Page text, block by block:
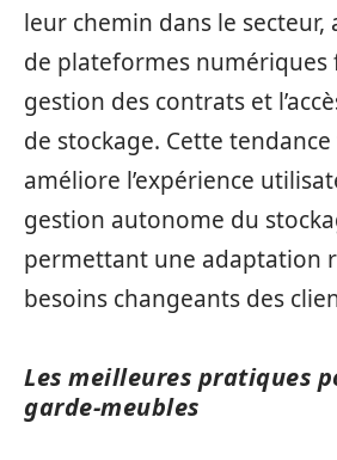
leur chemin dans le secteur,
de plateformes numériques
gestion des contrats et
de stockage. Cette
améliore l’expérience
gestion autonome du
permettant une adaptation
besoins changeants des
Les meilleures pratiques
garde-meubles